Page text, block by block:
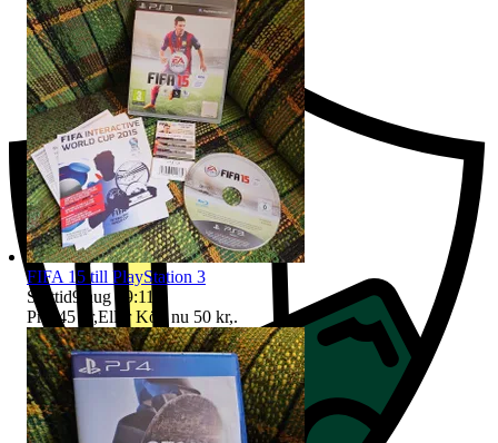
Ersättning om du inte får din vara
FIFA 15 till PlayStation 3
Sluttid9 aug 09:11
Pris: 45 kr,Eller Köp nu 50 kr,.